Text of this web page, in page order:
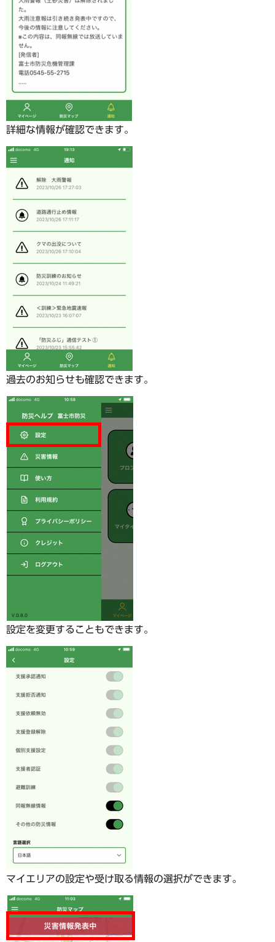
詳細な情報が確認できます。
過去のお知らせも確認できます。
設定を変更することもできます。
マイエリアの設定や受け取る情報の選択ができます。